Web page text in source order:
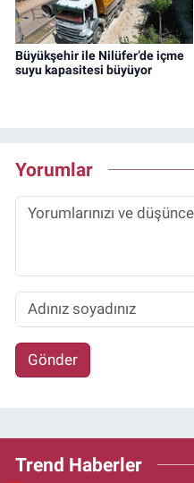
Büyükşehir ile Nilüfer’de içme
suyu kapasitesi büyüyor
Yorumlar
Gönder
Trend Haberler